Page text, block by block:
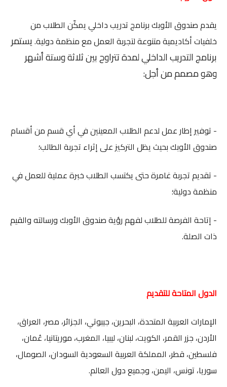
يقدم صندوق الأوبك برنامج تدريب داخلي يمكّن الطلاب من
خلفيات أكاديمية متنوعة لتجربة العمل مع منظمة دولية.يستمر
برنامج التدريب الداخلي لمدة تتراوح بين ثلاثة وستة أشهر
وهو مصمم من أجل:
- توفير إطار عمل لدعم الطلاب المعينين في أي قسم من أقسام
صندوق الأوبك بحيث يظل التركيز على إثراء تجربة الطالب؛
- تقديم تجربة غامرة حتى يكتسب الطلاب خبرة عملية للعمل في
منظمة دولية؛
- إتاحة الفرصة للطلاب لفهم رؤية صندوق الأوبك ورسالته والقيم
ذات الصلة.
الدول المتاحة للتقديم
الإمارات العربية المتحدة، البحرين، جيبوتي، الجزائر، مصر، العراق،
الأردن، جزر القمر، الكويت، لبنان، ليبيا، المغرب، موريتانيا، عُمان،
فلسطين، قطر، المملكة العربية السعودية السودان، الصومال،
سوريا، تونس، اليمن، وجميع دول العالم.